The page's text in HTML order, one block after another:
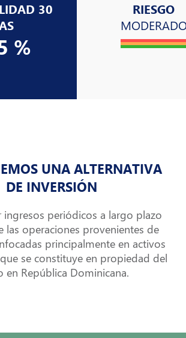
30
%
RIESGO
UNA ALTERNATIVA
DE INVERSIÓN
ingresos periódicos a largo plazo
las operaciones provenientes de
principalmente en activos
se constituye en propiedad del
en República Dominicana.